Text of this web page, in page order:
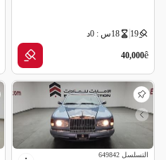
19 18س : 0د
ê
40,000
التسلسل 649842